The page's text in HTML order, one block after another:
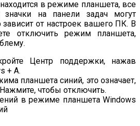
в режиме планшета, все
на панели задач могут
зависит от настроек вашего ПК. В
отключить режим планшета,
Центр поддержки, нажав
+ A.
планшета синий, это означает,
чтобы отключить.
в режиме планшета Windows